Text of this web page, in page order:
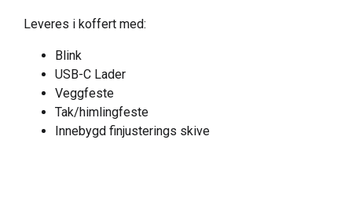
Leveres i koffert med:
Blink
USB-C Lader
Veggfeste
Tak/himlingfeste
Innebygd finjusterings skive